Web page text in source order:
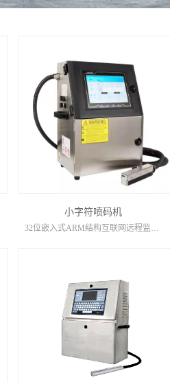
小字符喷码机
32位嵌入式ARM结构互联网远程监控，升级一键开关机喷头自动清洗墨线自动检测屏幕故障诊断显示机器状态自动显示工作日志记录喷头全密封式一体化设计（全方位喷印）SD卡/USB数据信息导入3G无线上网